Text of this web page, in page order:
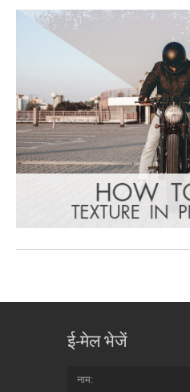
ई-मेल भेजें
नाम